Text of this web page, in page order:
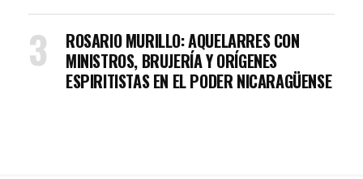
ROSARIO MURILLO: AQUELARRES CON
MINISTROS, BRUJERÍA Y ORÍGENES
ESPIRITISTAS EN EL PODER NICARAGÜENSE